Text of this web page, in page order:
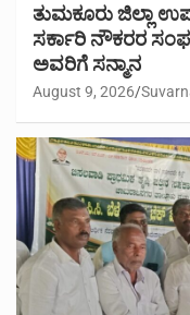
ತುಮಕೂರು ಜಿಲ್ಲಾ
ಸರ್ಕಾರಿ ನೌಕರರ
ಅವರಿಗೆ ಸನ್ಮಾನ
August 9, 2026